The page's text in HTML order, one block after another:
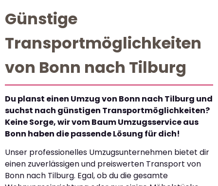
Günstige
Transportmöglichkeiten
von Bonn nach Tilburg
Du planst einen Umzug von Bonn nach Tilburg und
suchst nach günstigen Transportmöglichkeiten?
Keine Sorge, wir vom Baum Umzugsservice aus
Bonn haben die passende Lösung für dich!
Unser professionelles Umzugsunternehmen bietet dir
einen zuverlässigen und preiswerten Transport von
Bonn nach Tilburg. Egal, ob du die gesamte